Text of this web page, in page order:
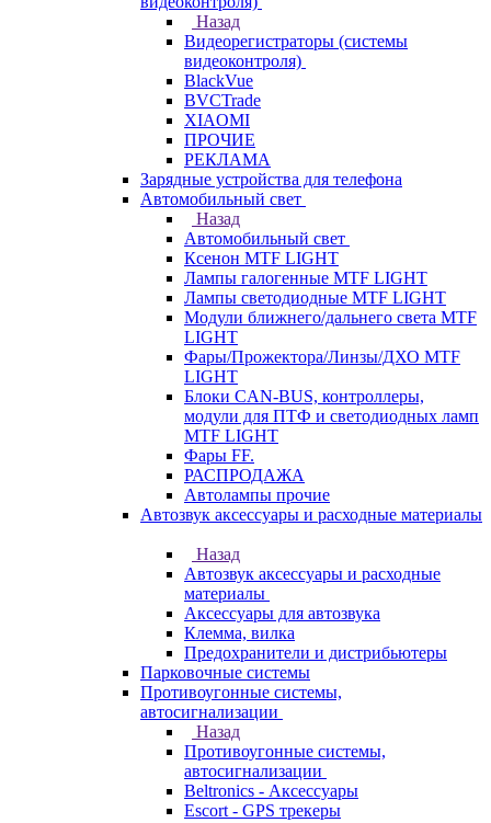
Назад
Видеорегистраторы (системы
видеоконтроля)
BlackVue
BVCTrade
XIAOMI
ПРОЧИЕ
РЕКЛАМА
Зарядные устройства для телефона
Автомобильный свет
Назад
Автомобильный свет
Ксенон MTF LIGHT
Лампы галогенные MTF LIGHT
Лампы светодиодные MTF LIGHT
Модули ближнего/дальнего света MTF
LIGHT
Фары/Прожектора/Линзы/ДХО MTF
LIGHT
Блоки CAN-BUS, контроллеры,
модули для ПТФ и светодиодных ламп
MTF LIGHT
Фары FF.
РАСПРОДАЖА
Автолампы прочие
Автозвук аксессуары и расходные материалы
Назад
Автозвук аксессуары и расходные
материалы
Аксессуары для автозвука
Клемма, вилка
Предохранители и дистрибьютеры
Парковочные системы
Противоугонные системы,
автосигнализации
Назад
Противоугонные системы,
автосигнализации
Beltronics - Аксессуары
Escort - GPS трекеры